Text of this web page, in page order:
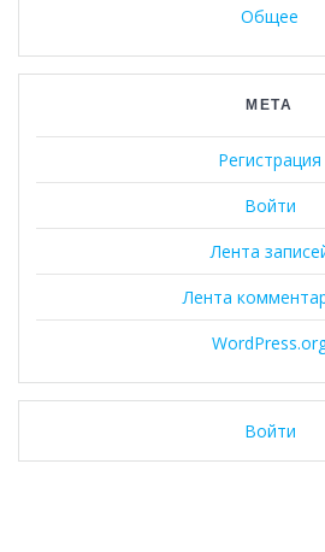
Общее
МЕТА
Регистрация
Войти
Лента
Лента
Войти